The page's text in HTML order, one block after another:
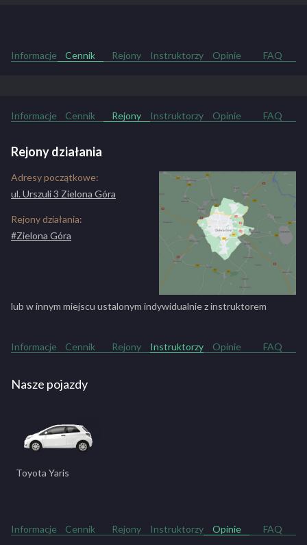
ZOBACZ PEŁNY OPIS SZKOŁY
Informacje Cennik Rejony Instruktorzy Opinie FAQ
Informacje Cennik Rejony Instruktorzy Opinie FAQ
Rejony działania
Adresy początkowe:
ul. Urszuli 3 Zielona Góra
Rejony działania:
#Zielona Góra
lub w innym miejscu ustalonym indywidualnie z instruktorem
Informacje Cennik Rejony Instruktorzy Opinie FAQ
Nasze pojazdy
Toyota Yaris
Informacje Cennik Rejony Instruktorzy Opinie FAQ